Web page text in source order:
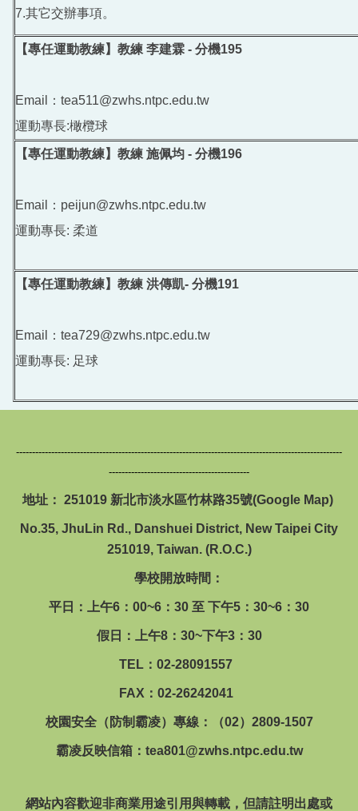
7.其它交辦事項。
【專任運動教練】教練 李建霖 - 分機195
Email：tea511@zwhs.ntpc.edu.tw
運動專長:橄欖球
【專任運動教練】教練 施佩均 - 分機196
Email：peijun@zwhs.ntpc.edu.tw
運動專長: 柔道
【專任運動教練】教練 洪傳凱- 分機191
Email：tea729@zwhs.ntpc.edu.tw
運動專長: 足球
------------------------------------------------------------------------------------------------------
--------------------------------------------
地址： 251019 新北市淡水區竹林路35號(Google Map)
No.35, JhuLin Rd., Danshuei District, New Taipei City
251019, Taiwan. (R.O.C.)
學校開放時間：
平日：上午6：00~6：30 至 下午5：30~6：30
假日：上午8：30~下午3：30
TEL：02-28091557
FAX：02-26242041
校園安全（防制霸凌）專線：（02）2809-1507
霸凌反映信箱： tea801@zwhs.ntpc.edu.tw
網站內容歡迎非商業用途引用與轉載，但請註明出處或